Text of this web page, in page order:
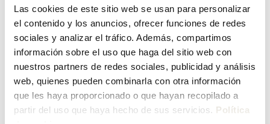
Las cookies de este sitio web se usan para personalizar
el contenido y los anuncios, ofrecer funciones de redes
sociales y analizar el tráfico. Además, compartimos
información sobre el uso que haga del sitio web con
nuestros partners de redes sociales, publicidad y análisis
web, quienes pueden combinarla con otra información
que les haya proporcionado o que hayan recopilado a
partir del uso que haya hecho de sus servicios. Política
¿Has olvidado tu contraseña?